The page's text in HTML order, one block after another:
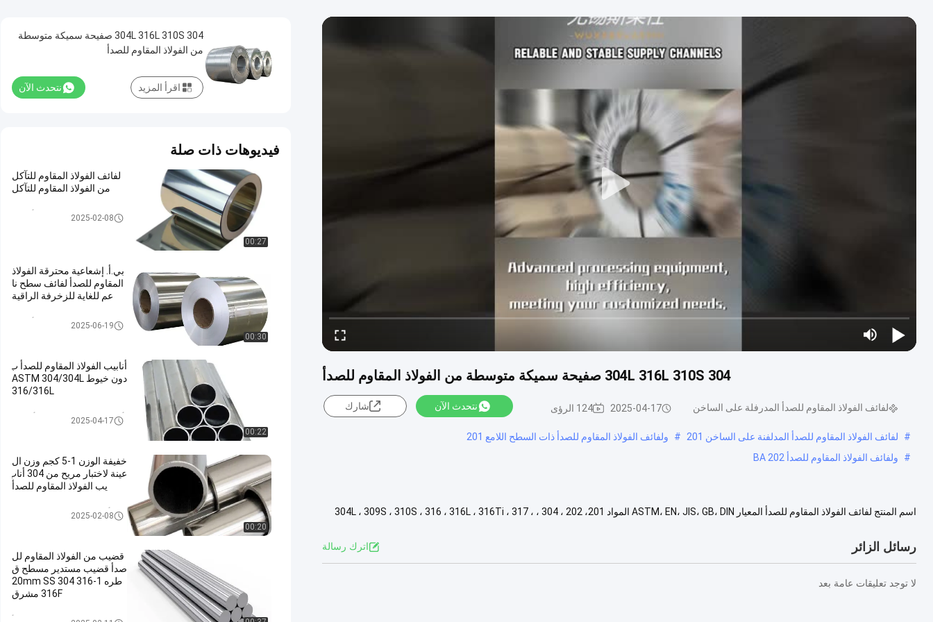
304 304L 316L 310S صفيحة سميكة متوسطة من الفولاذ المقاوم للصدأ
لفائف الفولاذ المقاوم للصدأ المدرفلة على الساخن 2025-04-17 124 الرؤى نتحدث الآن شارك
# لفائف الفولاذ المقاوم للصدأ المدلفنة على الساخن 201 #
ولفائف الفولاذ المقاوم للصدأ ذات السطح اللامع 201
#
ولفائف الفولاذ المقاوم للصدأ BA 202
اسم المنتج لفائف الفولاذ المقاوم للصدأ المعيار ASTM، EN، JIS، GB، DIN المواد 201، 202 ، 304 ، 304L ، 309S ، 310S ، 316 ، 316L ، 316Ti ، 317 ،
رسائل الزائر اترك رسالة
لا توجد تعليقات عامة بعد
304 304L 316L 310S صفيحة سميكة متوسطة
من الفولاذ المقاوم للصدأ
نتحدث الآن اقرأ المزيد
فيديوهات ذات صلة
00:27
لفائف الفولاذ المقاوم للتآكل
من الفولاذ المقاوم للتآكل
لفائف الفولاذ المقاوم للصدأ المدر
2025-02-08
00:30
بي.أ. إشعاعية محترقة الفولاذ
المقاوم للصدأ لفائف سطح نا
عم للغاية للزخرفة الراقية
لفائف الفولاذ المقاوم للصدأ المدر
2025-06-19
00:22
أنابيب الفولاذ المقاوم للصدأ ب
دون خيوط ASTM 304/304L
316/316L
أنبوب الفولاذ المقاوم للصدأ الزخر
2025-04-17
00:20
خفيفة الوزن 1-5 كجم وزن ال
عينة لاختبار مريح من 304 أناب
يب الفولاذ المقاوم للصدأ
304 أنبوب من الفولاذ المقاوم للص
2025-02-08
قضيب من الفولاذ المقاوم لل
صدأ قضيب مستدير مسطح ق
طره 1-20mm SS 304 316
316F مشرق
شريط الفولاذ المقاوم للصدأ